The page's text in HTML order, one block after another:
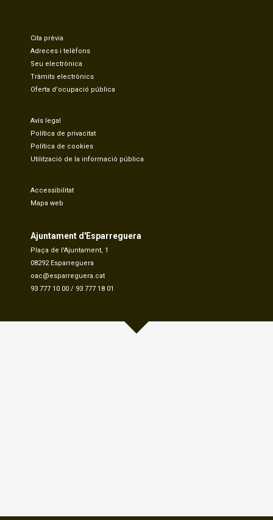
Cita prèvia
Adreces i telèfons
Seu electrònica
Tràmits electrònics
Oferta d'ocupació pública
Avís legal
Política de privacitat
Política de cookies
Utilització de la informació pública
Accessibilitat
Mapa web
Ajuntament d'Esparreguera
Plaça de l'Ajuntament, 1
08292 Esparreguera
oac@esparreguera.cat
93 777 10 00 / 93 777 18 01